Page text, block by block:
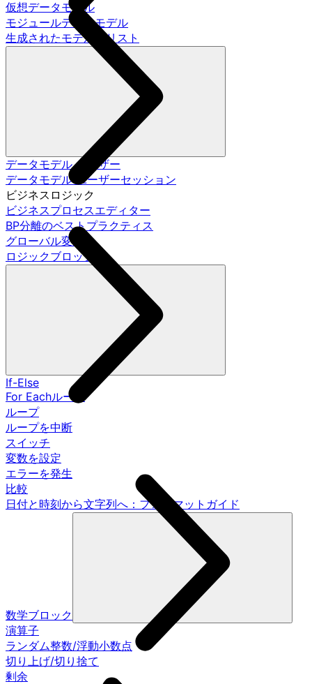
仮想データモデル
モジュールデータモデル
生成されたモデルのリスト
データモデル ユーザー
データモデル ユーザーセッション
ビジネスロジック
ビジネスプロセスエディター
BP分離のベストプラクティス
グローバル変数
ロジックブロック
If-Else
For Eachループ
ループ
ループを中断
スイッチ
変数を設定
エラーを発生
比較
日付と時刻から文字列へ：フォーマットガイド
数学ブロック
演算子
ランダム整数/浮動小数点
切り上げ/切り捨て
剰余